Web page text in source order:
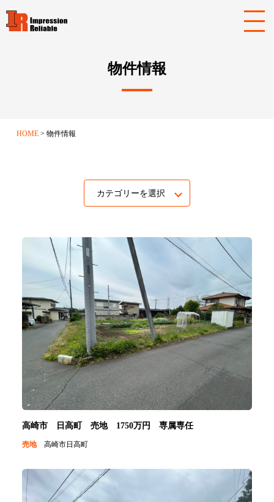
物件情報
HOME 物件情報
高崎市 日高町 売地 1750万円 専属専任
売地 高崎市日高町